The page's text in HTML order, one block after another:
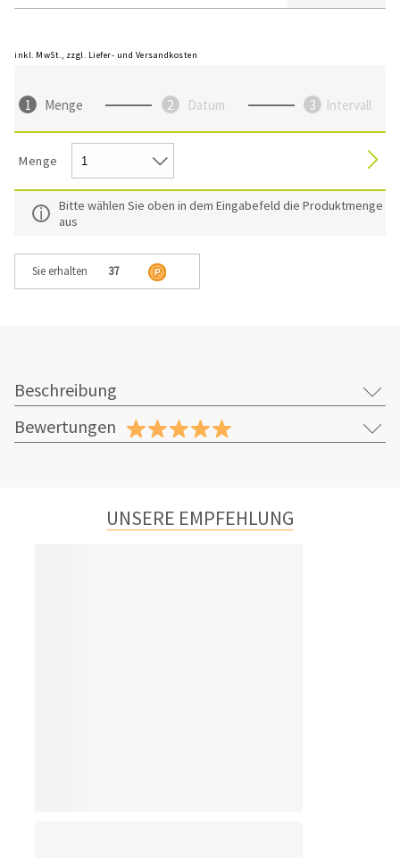
inkl. MwSt., zzgl. Liefer- und Versandkosten
Menge Datum Intervall
Menge
Bitte wählen Sie oben in dem Eingabefeld die Produktmenge
aus
Sie erhalten 37
Beschreibung
Bewertungen
UNSERE EMPFEHLUNG